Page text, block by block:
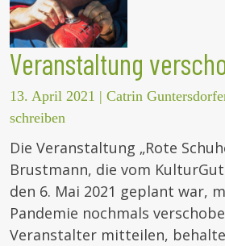
Veranstaltung
13. April 2021 | Catrin
schreiben
Die Veranstaltung „Rote
Brustmann, die vom
den 6. Mai 2021 geplant war,
Pandemie nochmals
Veranstalter mitteilen,